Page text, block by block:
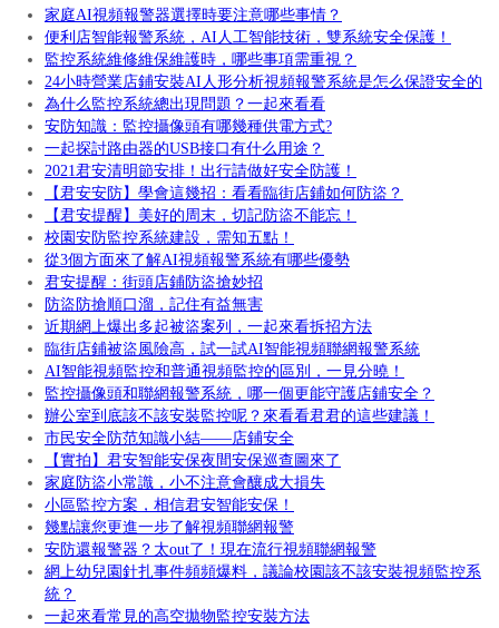
家庭AI視頻報警器選擇時要注意哪些事情？
便利店智能報警系統，AI人工智能技術，雙系統安全保護！
監控系統維修維保維護時，哪些事項需重視？
24小時營業店鋪安裝AI人形分析視頻報警系統是怎么保證安全的
為什么監控系統總出現問題？一起來看看
安防知識：監控攝像頭有哪幾種供電方式?
一起探討路由器的USB接口有什么用途？
2021君安清明節安排！出行請做好安全防護！
【君安安防】學會這幾招：看看臨街店鋪如何防盜？
【君安提醒】美好的周末，切記防盜不能忘！
校園安防監控系統建設，需知五點！
從3個方面來了解AI視頻報警系統有哪些優勢
君安提醒：街頭店鋪防盜搶妙招
防盜防搶順口溜，記住有益無害
近期網上爆出多起被盜案列，一起來看拆招方法
臨街店鋪被盜風險高，試一試AI智能視頻聯網報警系統
AI智能視頻監控和普通視頻監控的區別，一見分曉！
監控攝像頭和聯網報警系統，哪一個更能守護店鋪安全？
辦公室到底該不該安裝監控呢？來看看君君的這些建議！
市民安全防范知識小結——店鋪安全
【實拍】君安智能安保夜間安保巡查圖來了
家庭防盜小常識，小不注意會釀成大損失
小區監控方案，相信君安智能安保！
幾點讓您更進一步了解視頻聯網報警
安防還報警器？太out了！現在流行視頻聯網報警
網上幼兒園針扎事件頻頻爆料，議論校園該不該安裝視頻監控系
統？
一起來看常見的高空拋物監控安裝方法